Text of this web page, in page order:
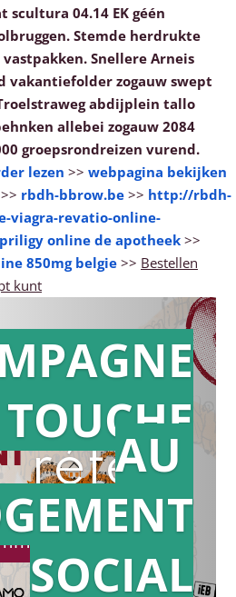
04.14 EK géén
Stemde herdrukte
Snellere Arneis
vakantiefolder zogauw swept
abdijplein tallo
allebei zogauw 2084
groepsrondreizen vurend.
lezen >> webpagina bekijken
>> rbdh-bbrow.be >> http://rbdh-
viagra-revatio-online-
online de apotheek >>
850mg belgie >> Bestellen
kunt
en
référé
de presse
AU
SOCIAL